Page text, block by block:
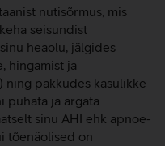
nutisõrmus, mis
seisundist
heaolu, jälgides
hingamist ja
ning pakkudes kasulikke
puhata ja ärgata
sinu AHI ehk apnoe-
tõenäolised on